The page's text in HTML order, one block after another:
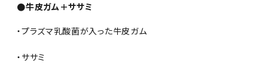
●牛皮ガム＋ササミ
・プラズマ乳酸菌が入った牛皮ガム
・ササミ